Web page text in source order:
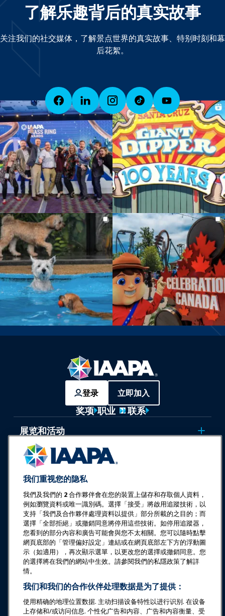
了解乐趣背后的真实故事
关注我们的社交媒体，了解景点世界的真实故事、特别时刻和幕
后花絮。
登录 立即加入
奖项 职业
联系
展览和活动
新闻与乐趣世界
教育
安全与保障
倡导
研究与报告
关于IAAPA
我们重视您的隐私
我們及我們的 2合作夥伴會在您的裝置上儲存和存取個人資料，
例如瀏覽資料或唯一識別碼。選擇「接受」將啟用追蹤技術，以
支持「我們及合作夥伴處理資料以提供」部分所載的之目的；而
選擇「全部拒絕」或撤銷同意將停用這些技術。如停用追蹤器，
您看到的部分內容和廣告可能會與您不太相關。您可以隨時點擊
網頁底部的「管理偏好設定」連結或在網頁底部左下方的浮動圖
示（如適用），再次顯示選單，以更改您的選擇或撤銷同意。您
的選擇將在我們的網站中生效。請參閱我們的私隱政策了解詳
情。
我们和我们的合作伙伴处理数据是为了提供：
使用精确的地理位置数据. 主动扫描设备特性以进行识别. 在设备
上存储和/或访问信息. 个性化广告和内容、广告和内容衡量、受